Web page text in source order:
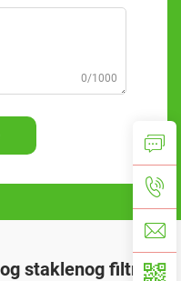
0/1000
staklenog filtra